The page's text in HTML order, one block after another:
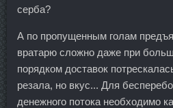
серба?
А по пропущенным голам
вратарю сложно даже при
порядком доставок
резала, но вкус... Для
денежного потока необходимо